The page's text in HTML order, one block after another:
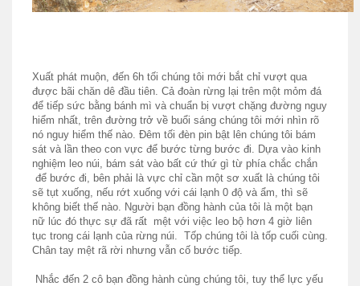
Xuất phát muộn, đến 6h tối chúng tôi mới bắt chỉ vượt qua
được bãi chăn dê đầu tiên. Cả đoàn rừng lại trên một mỏm đá
để tiếp sức bằng bánh mì và chuẩn bị vượt chặng đường nguy
hiểm nhất, trên đường trở về buổi sáng chúng tôi mới nhìn rõ
nó nguy hiểm thế nào. Đêm tối đèn pin bật lên chúng tôi bám
sát và lần theo con vực để bước từng bước đi. Dựa vào kinh
nghiệm leo núi, bám sát vào bất cứ thứ gì từ phía chắc chắn
để bước đi, bên phải là vực chỉ cần một sơ xuất là chúng tôi
sẽ tụt xuống, nếu rớt xuống với cái lạnh 0 độ và ẩm, thì sẽ
không biết thế nào. Người bạn đồng hành của tôi là một bạn
nữ lúc đó thực sự đã rất mệt với việc leo bộ hơn 4 giờ liên
tục trong cái lạnh của rừng núi. Tốp chúng tôi là tốp cuối cùng.
Chân tay mệt rã rời nhưng vẫn cố bước tiếp.
Nhắc đến 2 cô bạn đồng hành cùng chúng tôi, tuy thể lực yếu